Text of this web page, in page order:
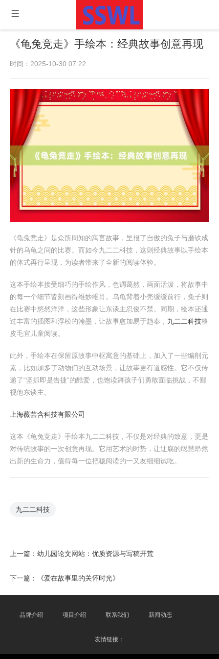
《龟兔竞走》手绘本：经典故事创意再现
时间：2025-10-30 07:22
《龟兔竞走》是众所周知的寓言故事，呈报了自傲的兔子与磨铁成
针的乌龟之间的比赛。而如今九二二科技，这则经典故事以手绘本
的体式再行呈现，为读者带来了全新的阅读体验。
这本手绘本接受细巧的手绘作风，色调蔼然，画面活泼，将故事中
的每一个细节皆刻画得维妙维肖。乌龟背着小壳缓缓前行，兔子则
在比赛中悠然洋洋，这些形象让东谈主忍俊不禁。同期，绘本还通
过丰富的插图和浮松的翰墨，让故事愈加易于趋奉， 九二二科技格
皮毛宜儿童阅读。
此外，手绘本在保留原故事中枢寓意的基础上，加入了一些编削元
素，比如加多了动物们的互动场景，让故事更有道感性。它不仅传
递了“坚抓即是告捷”的酷爱，也饱读舞孩子们勇敢面临挑战，不鄙
视他东谈主。
上海薇芸含科技有限公司
这本《龟兔竞走》手绘本九二二科技，不仅是对经典的致意，更是
对传统故事的一次创意再现。它用艺术的时势，让迂腐的聪慧昂然
出新的生命力，值得每一位把稳阅读的一又友细细试吃。
九二二科技
上一篇： 幼儿园论文网站：优质资源与写稿开荒
下一篇： 《爱在故事里的关怀时光》
品牌介绍 项目介绍 联系我们 新闻动态
友情链接：